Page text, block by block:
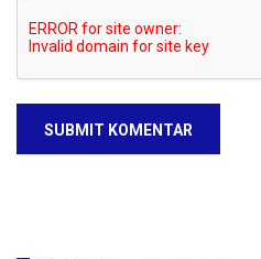
SUBMIT KOMENTAR